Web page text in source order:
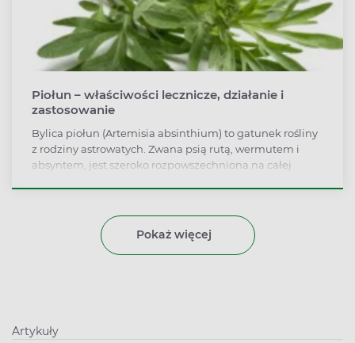
Piołun – właściwości lecznicze, działanie i
zastosowanie
Bylica piołun (Artemisia absinthium) to gatunek rośliny
z rodziny astrowatych. Zwana psią rutą, wermutem i
absyntem, jest szeroko rozpowszechniona na całej
eteryczne. Napar z piołunu pobudza funkcje
wydzielnicze przewodu pokarmowego. Przy stosowaniu
Pokaż więcej
Artykuły